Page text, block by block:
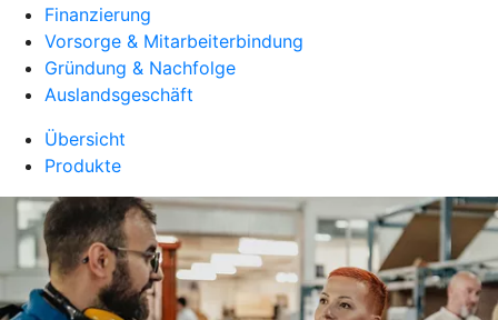
Finanzierung
Vorsorge & Mitarbeiterbindung
Gründung & Nachfolge
Auslandsgeschäft
Übersicht
Produkte